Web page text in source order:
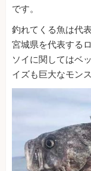
です。
釣れてくる魚は代
宮城県を代表する
ソイに関してはベ
イズも巨大なモン